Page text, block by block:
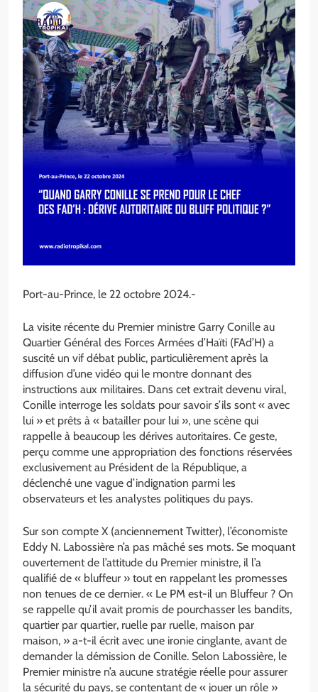
Port-au-Prince, le 22 octobre 2024.-
La visite récente du Premier ministre Garry Conille au
Quartier Général des Forces Armées d’Haïti (FAd’H) a
suscité un vif débat public, particulièrement après la
diffusion d’une vidéo qui le montre donnant des
instructions aux militaires. Dans cet extrait devenu viral,
Conille interroge les soldats pour savoir s’ils sont « avec
lui » et prêts à « batailler pour lui », une scène qui
rappelle à beaucoup les dérives autoritaires. Ce geste,
perçu comme une appropriation des fonctions réservées
exclusivement au Président de la République, a
déclenché une vague d’indignation parmi les
observateurs et les analystes politiques du pays.
Sur son compte X (anciennement Twitter), l’économiste
Eddy N. Labossière n’a pas mâché ses mots. Se moquant
ouvertement de l’attitude du Premier ministre, il l’a
qualifié de « bluffeur » tout en rappelant les promesses
non tenues de ce dernier. « Le PM est-il un Bluffeur ? On
se rappelle qu’il avait promis de pourchasser les bandits,
quartier par quartier, ruelle par ruelle, maison par
maison, » a-t-il écrit avec une ironie cinglante, avant de
demander la démission de Conille. Selon Labossière, le
Premier ministre n’a aucune stratégie réelle pour assurer
la sécurité du pays, se contentant de « jouer un rôle »